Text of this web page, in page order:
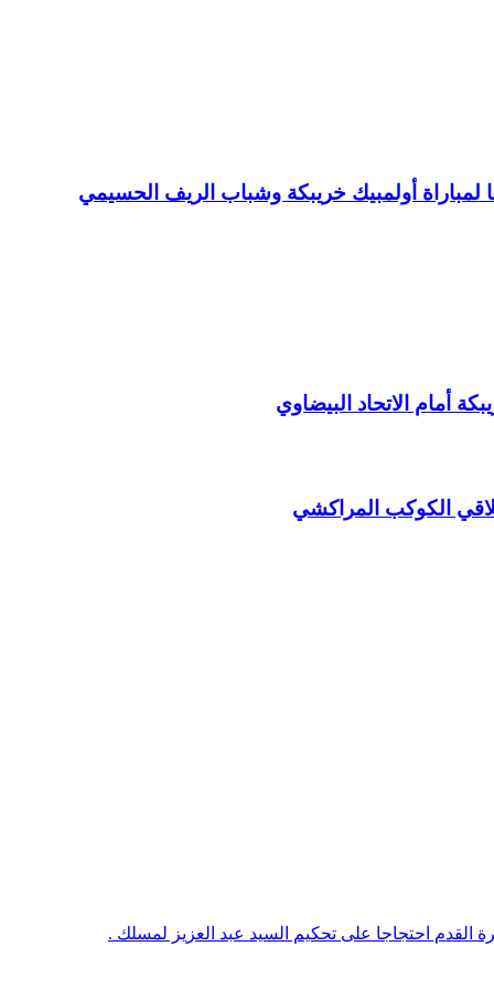
أولمبيك خريبكة وشباب الريف الحسيمي
أمام الاتحاد البيضاوي
الكوكب المراكشي
القدم احتجاجا على تحكيم السيد عبد العزيز لمسلك .